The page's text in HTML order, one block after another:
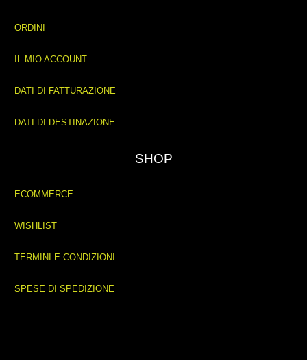
ORDINI
IL MIO ACCOUNT
DATI DI FATTURAZIONE
DATI DI DESTINAZIONE
SHOP
ECOMMERCE
WISHLIST
TERMINI E CONDIZIONI
SPESE DI SPEDIZIONE